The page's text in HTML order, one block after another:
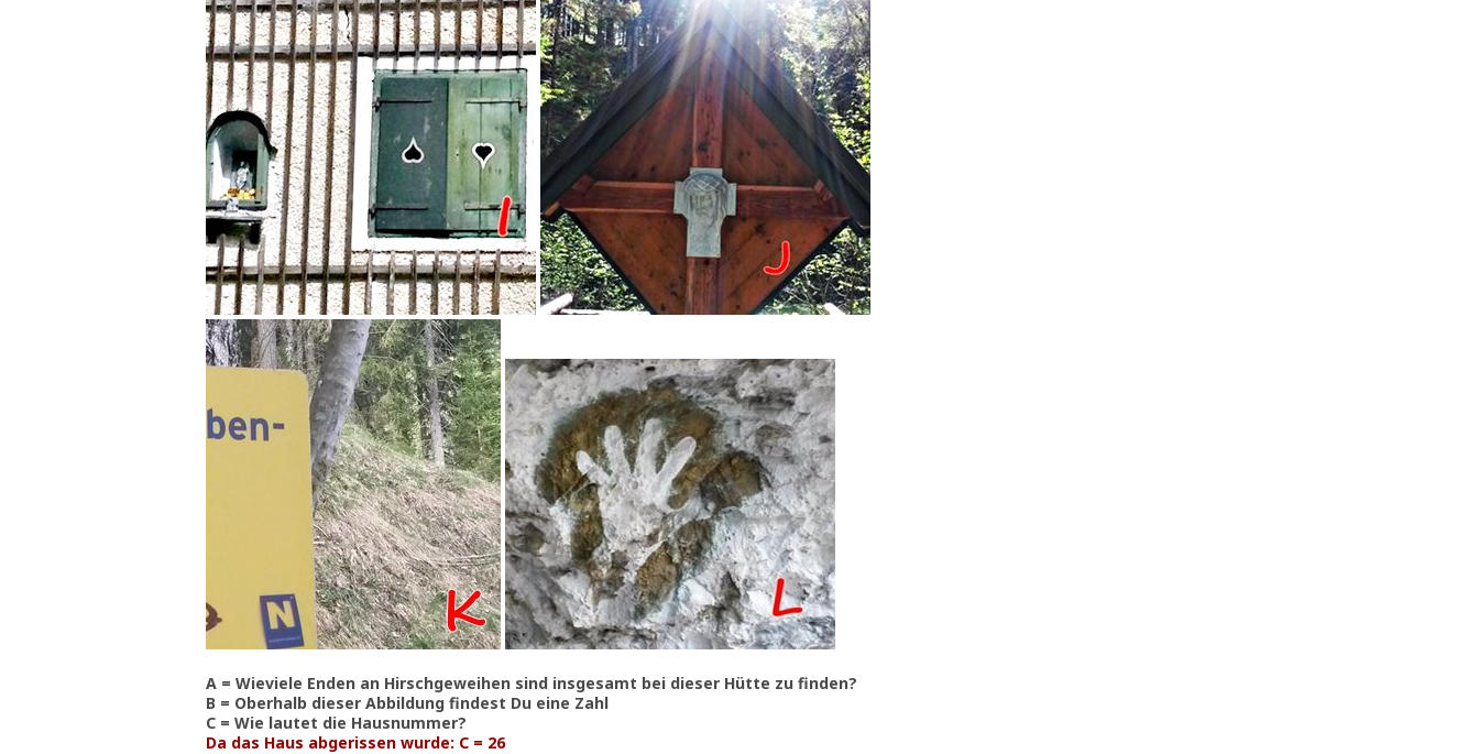
A = Wieviele Enden an Hirschgeweihen sind insgesamt bei dieser Hütte zu finden?
B = Oberhalb dieser Abbildung findest Du eine Zahl
C = Wie lautet die Hausnummer?
Da das Haus abgerissen wurde: C = 26